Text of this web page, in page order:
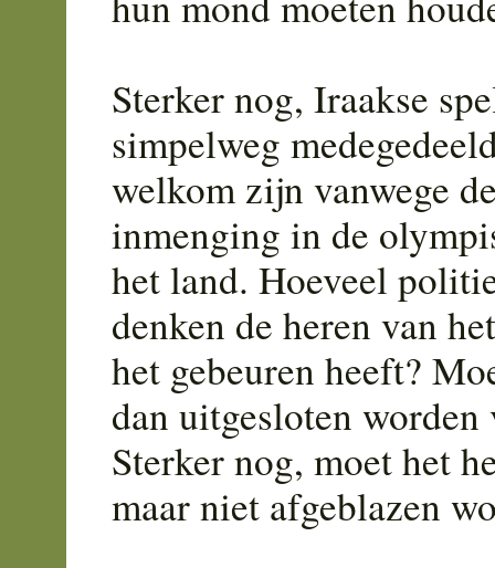
Sterker nog, Iraakse
simpelweg
welkom zijn vanwege
inmenging in de
het land. Hoeveel
denken de heren van
het gebeuren heeft?
dan uitgesloten worden
Sterker nog, moet het
maar niet afgeblazen